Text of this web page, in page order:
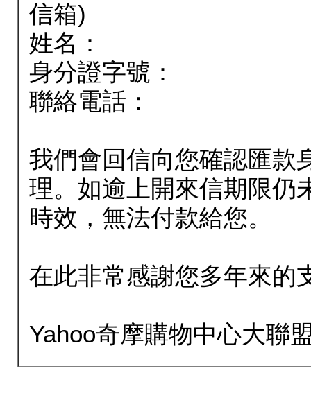
信箱)
姓名：
身分證字號：
聯絡電話：
我們會回信向您確認匯款
理。如逾上開來信期限仍
時效，無法付款給您。
在此非常感謝您多年來的
Yahoo奇摩購物中心大